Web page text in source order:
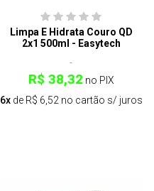
Limpa E Hidrata Couro QD
2x1 500ml - Easytech
R$ 38,32 no PIX
6xde R$ 6,52 no cartão s/ juros